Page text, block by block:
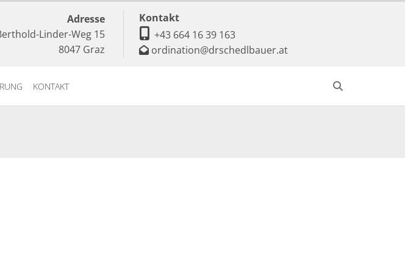
Adresse
Linder-Weg 15
8047 Graz
Kontakt
 +43 664 16 39 163
 ordination@drschedlbauer.at
KONTAKT